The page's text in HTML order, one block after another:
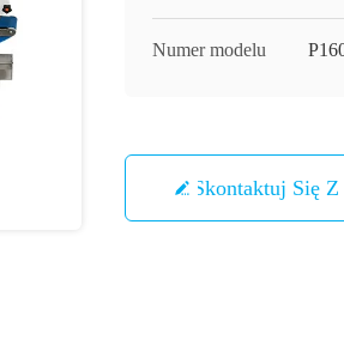
Numer modelu
Skontaktuj Się Z